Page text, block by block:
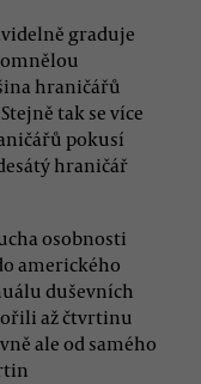
graduje
hraničářů
tak se více
pokusí
hraničář
osobnosti
amerického
duševních
až čtvrtinu
ale od samého